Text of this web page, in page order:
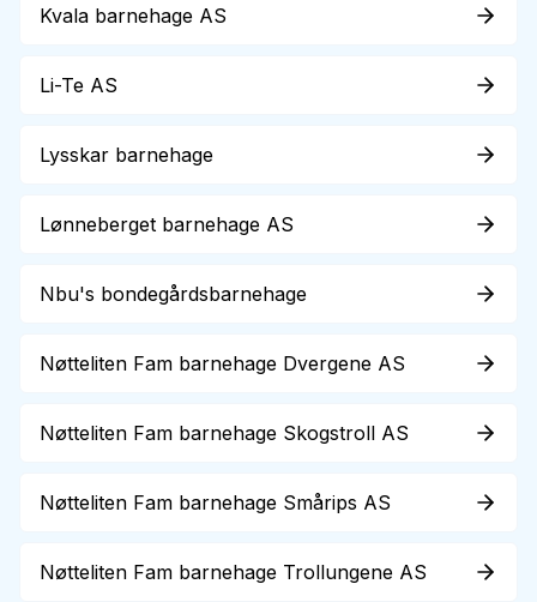
Kvala barnehage AS
Li-Te AS
Lysskar barnehage
Lønneberget barnehage AS
Nbu's bondegårdsbarnehage
Nøtteliten Fam barnehage Dvergene AS
Nøtteliten Fam barnehage Skogstroll AS
Nøtteliten Fam barnehage Smårips AS
Nøtteliten Fam barnehage Trollungene AS